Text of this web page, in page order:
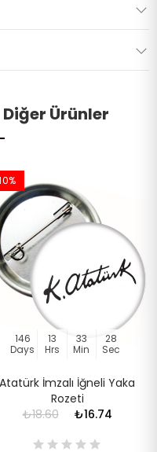
Ürünler
146
Days
13
Hrs
33
Min
28
Sec
Atatürk İmzalı İğneli Yaka
Rozeti
₺18.60
₺16.74